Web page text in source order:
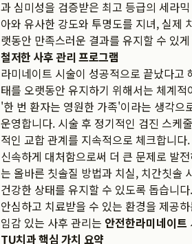
과 심미성을 검증받은 최고 등급의 세라
아와 유사한 강도와 투명도를 지녀, 실제
랫동안 만족스러운 결과를 유지할 수 있
철저한 사후 관리 프로그램
라미네이트 시술이 성공적으로 끝났다고
태를 오랫동안 유지하기 위해서는 체계
'한 번 환자는 영원한 가족'이라는 생각으
운영합니다. 시술 후 정기적인 검진 스케
적인 교합 관계를 지속적으로 체크합니
신속하게 대처함으로써 더 큰 문제로 발
는 올바른 칫솔질 방법과 치실, 치간칫솔
건강한 상태를 유지할 수 있도록 돕습니
안심하고 치료받을 수 있는 환경을 제공
임감 있는 사후 관리는 안전한라미네이트
TU치과 핵심 가치 요약